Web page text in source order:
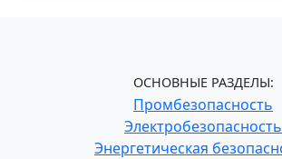
ОСНОВНЫЕ РАЗДЕЛЫ:
Промбезопасность
Электробезопасность
Энергетическая